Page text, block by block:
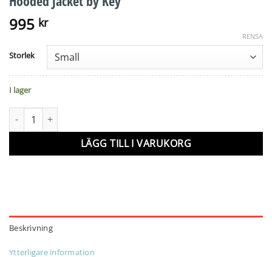
995 kr
Storlek
RENSA
I lager
Hooded Jacket by Key mängd
LÄGG TILL I VARUKORG
Beskrivning
Ytterligare information